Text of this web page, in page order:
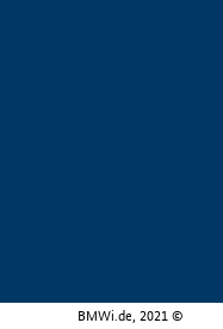
BMWi.de, 2021 ©